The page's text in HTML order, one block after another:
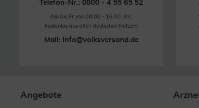
Telefon-Nr.: 0800 - 4 55 65 52
(Mo bis Fr von 08.00 - 16.00 Uhr,
kostenlos aus allen deutschen Netzen)
Mail: info@volksversand.de
Angebote